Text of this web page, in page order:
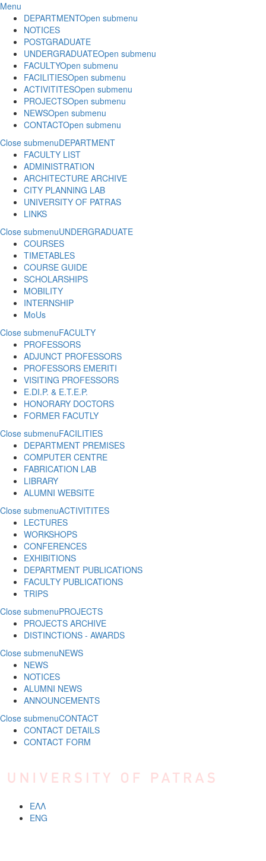
Menu
DEPARTMENTOpen submenu
NOTICES
POSTGRADUATE
UNDERGRADUATEOpen submenu
FACULTYOpen submenu
FACILITIESOpen submenu
ACTIVITITESOpen submenu
PROJECTSOpen submenu
NEWSOpen submenu
CONTACTOpen submenu
Close submenuDEPARTMENT
FACULTY LIST
ADMINISTRATION
ARCHITECTURE ARCHIVE
CITY PLANNING LAB
UNIVERSITY OF PATRAS
LINKS
Close submenuUNDERGRADUATE
COURSES
TIMETABLES
COURSE GUIDE
SCHOLARSHIPS
MOBILITY
INTERNSHIP
MoUs
Close submenuFACULTY
PROFESSORS
ADJUNCT PROFESSORS
PROFESSORS EMERITI
VISITING PROFESSORS
E.DI.P. & E.T.E.P.
HONORARY DOCTORS
FORMER FACUTLY
Close submenuFACILITIES
DEPARTMENT PREMISES
COMPUTER CENTRE
FABRICATION LAB
LIBRARY
ALUMNI WEBSITE
Close submenuACTIVITITES
LECTURES
WORKSHOPS
CONFERENCES
EXHIBITIONS
DEPARTMENT PUBLICATIONS
FACULTY PUBLICATIONS
TRIPS
Close submenuPROJECTS
PROJECTS ARCHIVE
DISTINCTIONS - AWARDS
Close submenuNEWS
NEWS
NOTICES
ALUMNI NEWS
ANNOUNCEMENTS
Close submenuCONTACT
CONTACT DETAILS
CONTACT FORM
ΕΛΛ
ENG